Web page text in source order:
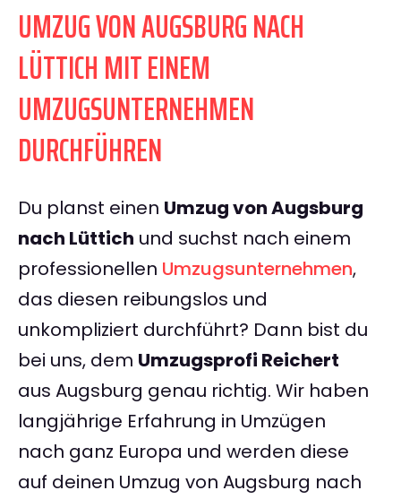
UMZUG VON AUGSBURG NACH
LÜTTICH MIT EINEM
UMZUGSUNTERNEHMEN
DURCHFÜHREN
Du planst einen Umzug von Augsburg
nach Lüttich und suchst nach einem
professionellen Umzugsunternehmen,
das diesen reibungslos und
unkompliziert durchführt? Dann bist du
bei uns, dem Umzugsprofi Reichert
aus Augsburg genau richtig. Wir haben
langjährige Erfahrung in Umzügen
nach ganz Europa und werden diese
auf deinen Umzug von Augsburg nach